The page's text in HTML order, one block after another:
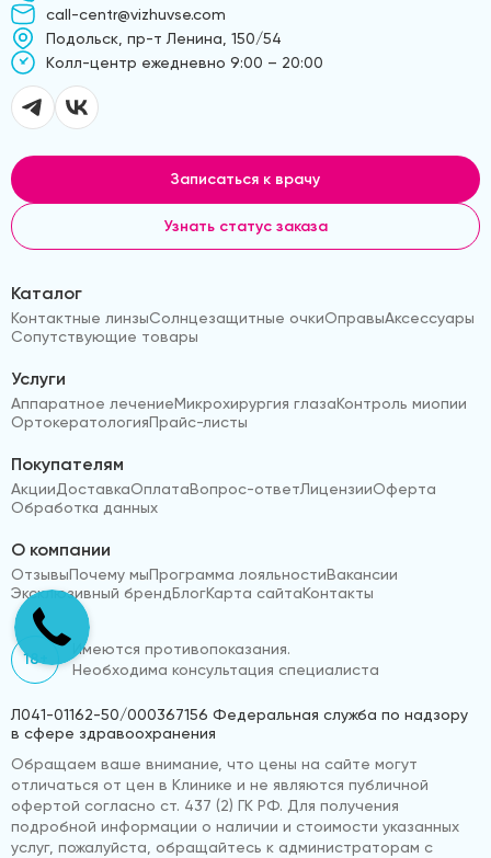
call-centr@vizhuvse.com
Подольск, пр-т Ленина, 150/54
Kолл-центр ежедневно 9:00 – 20:00
Записаться к врачу
Узнать статус заказа
Каталог
Контактные линзыСолнцезащитные очкиОправыАксессуары
Сопутствующие товары
Услуги
Аппаратное лечениеМикрохирургия глазаКонтроль миопии
ОртокератологияПрайс-листы
Покупателям
АкцииДоставкаОплатаВопрос-ответЛицензииОферта
Обработка данных
О компании
ОтзывыПочему мыПрограмма лояльностиВакансии
Эксклюзивный брендБлогКарта сайтаКонтакты
18+
Имеются противопоказания.
Необходима консультация специалиста
Л041-01162-50/000367156 Федеральная служба по надзору
в сфере здравоохранения
Обращаем ваше внимание, что цены на сайте могут
отличаться от цен в Клинике и не являются публичной
офертой согласно ст. 437 (2) ГК РФ. Для получения
подробной информации о наличии и стоимости указанных
услуг, пожалуйста, обращайтесь к администраторам с